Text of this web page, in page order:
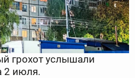
грохот услышали
2 июля.